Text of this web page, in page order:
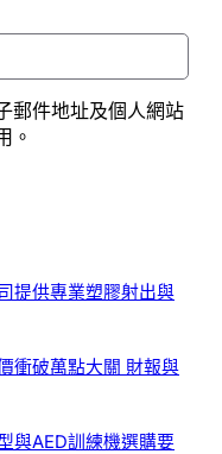
郵件地址及個人網站
。
提供專業塑膠射出與
衝破萬點大關 財報與
與AED訓練機選購要